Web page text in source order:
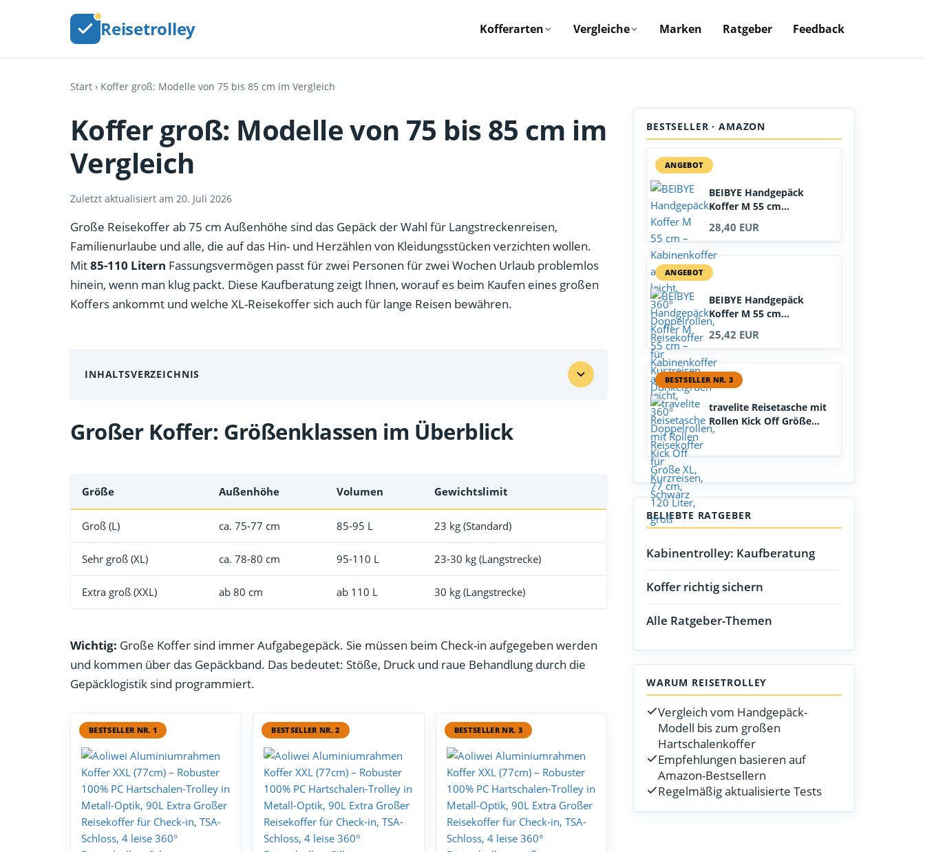
Reisetrolley Kofferarten Vergleiche Marken Ratgeber Feedback
Start › Koffer groß: Modelle von 75 bis 85 cm im Vergleich
Koffer groß: Modelle von 75 bis 85 cm im
Vergleich
Zuletzt aktualisiert am 20. Juli 2026
Große Reisekoffer ab 75 cm Außenhöhe sind das Gepäck der Wahl für Langstreckenreisen,
Familienurlaube und alle, die auf das Hin- und Herzählen von Kleidungsstücken verzichten wollen.
Mit85-110 Litern Fassungsvermögen passt für zwei Personen für zwei Wochen Urlaub problemlos
hinein, wenn man klug packt. Diese Kaufberatung zeigt Ihnen, worauf es beim Kaufen eines großen
Koffers ankommt und welche XL-Reisekoffer sich auch für lange Reisen bewähren.
INHALTSVERZEICHNIS
Großer Koffer: Größenklassen im Überblick
Größe Außenhöhe Volumen Gewichtslimit
Groß (L) ca. 75-77 cm 85-95 L 23 kg (Standard)
Sehr groß (XL) ca. 78-80 cm 95-110 L 23-30 kg (Langstrecke)
Extra groß (XXL) ab 80 cm ab 110 L 30 kg (Langstrecke)
Wichtig: Große Koffer sind immer Aufgabegepäck. Sie müssen beim Check-in aufgegeben werden
und kommen über das Gepäckband. Das bedeutet: Stöße, Druck und raue Behandlung durch die
Gepäcklogistik sind programmiert.
BESTSELLER NR. 1 BESTSELLER NR. 2 BESTSELLER NR. 3
BESTSELLER · AMAZON
ANGEBOT
BEIBYE Handgepäck
Koffer M 55 cm...
28,40 EUR
ANGEBOT
BEIBYE Handgepäck
Koffer M 55 cm...
25,42 EUR
BESTSELLER NR. 3
travelite Reisetasche mit
Rollen Kick Off Größe...
BELIEBTE RATGEBER
Kabinentrolley: Kaufberatung
Koffer richtig sichern
Alle Ratgeber-Themen
WARUM REISETROLLEY
Vergleich vom Handgepäck-
Modell bis zum großen
Hartschalenkoffer
Empfehlungen basieren auf
Amazon-Bestsellern
Regelmäßig aktualisierte Tests